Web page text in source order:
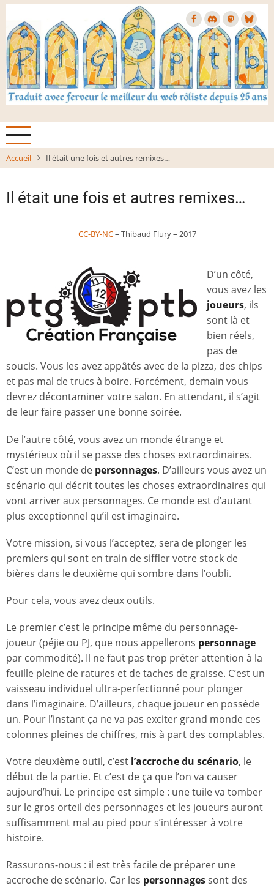
Aller
contenu
principal
Accueil Il était une fois et autres remixes…
Il était une fois et autres remixes…
CC-BY-NC– Thibaud Flury – 2017
D’un côté,
vous avez les
joueurs, ils
sont là et
bien réels,
pas de
soucis. Vous les avez appâtés avec de la pizza, des chips
et pas mal de trucs à boire. Forcément, demain vous
devrez décontaminer votre salon. En attendant, il s’agit
de leur faire passer une bonne soirée.
De l’autre côté, vous avez un monde étrange et
mystérieux où il se passe des choses extraordinaires.
C’est un monde de personnages. D’ailleurs vous avez un
scénario qui décrit toutes les choses extraordinaires qui
vont arriver aux personnages. Ce monde est d’autant
plus exceptionnel qu’il est imaginaire.
Votre mission, si vous l’acceptez, sera de plonger les
premiers qui sont en train de siffler votre stock de
bières dans le deuxième qui sombre dans l’oubli.
Pour cela, vous avez deux outils.
Le premier c’est le principe même du personnage-
joueur (péjie ou PJ, que nous appellerons personnage
par commodité). Il ne faut pas trop prêter attention à la
feuille pleine de ratures et de taches de graisse. C’est un
vaisseau individuel ultra-perfectionné pour plonger
dans l’imaginaire. D’ailleurs, chaque joueur en possède
un. Pour l’instant ça ne va pas exciter grand monde ces
colonnes pleines de chiffres, mis à part des comptables.
Votre deuxième outil, c’est l’accroche du scénario, le
début de la partie. Et c’est de ça que l’on va causer
aujourd’hui. Le principe est simple : une tuile va tomber
sur le gros orteil des personnages et les joueurs auront
suffisamment mal au pied pour s’intéresser à votre
histoire.
Rassurons-nous : il est très facile de préparer une
accroche de scénario. Car les personnagessont des